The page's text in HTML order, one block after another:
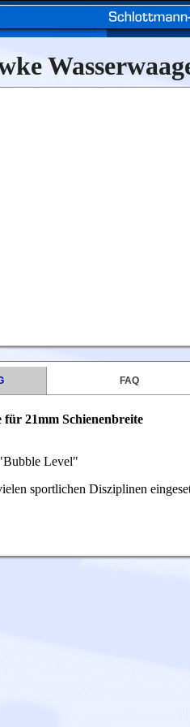
FAQ
für 21mm Schienenbreite
Level"
sportlichen Disziplinen